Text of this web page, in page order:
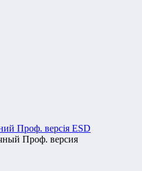
Проф. версія ESD
Проф. версия